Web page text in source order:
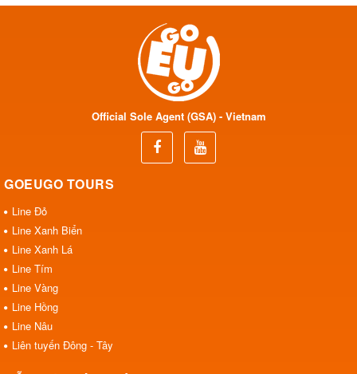
rượu cổ nơi âm nhạc và ký ức quyện hòa. Từ thủ đô Budapest
hoa lệ đến vùng Tokaj trứ danh, từ cánh đồng Hortobágy bao la
đến những suối nước nóng giữa lòng thiên nhiên, Hungary là nơi
kết tinh của văn hóa, lịch sử, thiên nhiên và ẩm thực. Cùng
bắt đầu hành trình khám phá trái tim Trung Âu
– nơi Hungary vẫn lặng lẽ tỏa sáng như một viên ngọc.
Official Sole Agent (GSA) - Vietnam
GOEUGO TOURS
Line Đỏ
Line Xanh Biển
Line Xanh Lá
Line Tím
Line Vàng
Line Hồng
Line Nâu
Liên tuyến Đông - Tây